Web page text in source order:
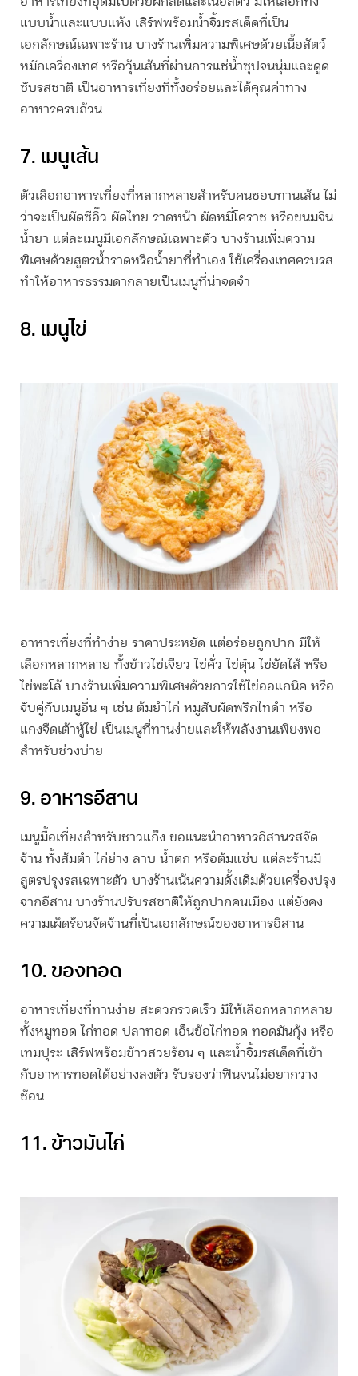
อาหารเที่ยงที่อุดมไปด้วยผักสดและเนื้อสัตว์ มีให้เลือกทั้ง
แบบน้ำและแบบแห้ง เสิร์ฟพร้อมน้ำจิ้มรสเด็ดที่เป็น
เอกลักษณ์เฉพาะร้าน บางร้านเพิ่มความพิเศษด้วยเนื้อสัตว์
หมักเครื่องเทศ หรือวุ้นเส้นที่ผ่านการแช่น้ำซุปจนนุ่มและดูด
ซับรสชาติ เป็นอาหารเที่ยงที่ทั้งอร่อยและได้คุณค่าทาง
อาหารครบถ้วน
7. เมนูเส้น
ตัวเลือกอาหารเที่ยงที่หลากหลายสำหรับคนชอบทานเส้น ไม่
ว่าจะเป็นผัดซีอิ๊ว ผัดไทย ราดหน้า ผัดหมี่โคราช หรือขนมจีน
น้ำยา แต่ละเมนูมีเอกลักษณ์เฉพาะตัว บางร้านเพิ่มความ
พิเศษด้วยสูตรน้ำราดหรือน้ำยาที่ทำเอง ใช้เครื่องเทศครบรส
ทำให้อาหารธรรมดากลายเป็นเมนูที่น่าจดจำ
8. เมนูไข่
อาหารเที่ยงที่ทำง่าย ราคาประหยัด แต่อร่อยถูกปาก มีให้
เลือกหลากหลาย ทั้งข้าวไข่เจียว ไข่คั่ว ไข่ตุ๋น ไข่ยัดไส้ หรือ
ไข่พะโล้ บางร้านเพิ่มความพิเศษด้วยการใช้ไข่ออแกนิค หรือ
จับคู่กับเมนูอื่น ๆ เช่น ต้มยำไก่ หมูสับผัดพริกไทดำ หรือ
แกงจืดเต้าหู้ไข่ เป็นเมนูที่ทานง่ายและให้พลังงานเพียงพอ
สำหรับช่วงบ่าย
9. อาหารอีสาน
เมนูมื้อเที่ยงสำหรับชาวแก๊ง ขอแนะนำอาหารอีสานรสจัด
จ้าน ทั้งส้มตำ ไก่ย่าง ลาบ น้ำตก หรือต้มแซ่บ แต่ละร้านมี
สูตรปรุงรสเฉพาะตัว บางร้านเน้นความดั้งเดิมด้วยเครื่องปรุง
จากอีสาน บางร้านปรับรสชาติให้ถูกปากคนเมือง แต่ยังคง
ความเผ็ดร้อนจัดจ้านที่เป็นเอกลักษณ์ของอาหารอีสาน
10. ของทอด
อาหารเที่ยงที่ทานง่าย สะดวกรวดเร็ว มีให้เลือกหลากหลาย
ทั้งหมูทอด ไก่ทอด ปลาทอด เอ็นข้อไก่ทอด ทอดมันกุ้ง หรือ
เทมปุระ เสิร์ฟพร้อมข้าวสวยร้อน ๆ และน้ำจิ้มรสเด็ดที่เข้า
กับอาหารทอดได้อย่างลงตัว รับรองว่าฟินจนไม่อยากวาง
ช้อน
11. ข้าวมันไก่